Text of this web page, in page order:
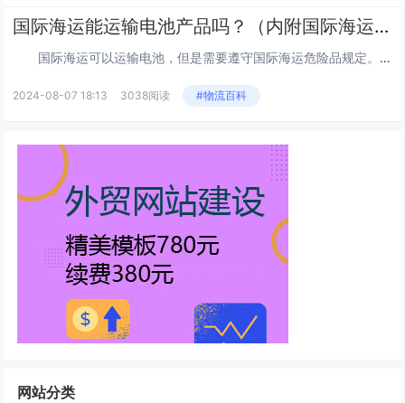
国际海运能运输电池产品吗？（内附国际海运危险品规定）
国际海运可以运输电池，但是需要遵守国际海运危险品规定。根据规定，电池被归类为危险品，因为它们可能会泄漏、燃烧或爆炸。...
2024-08-07 18:13 3038阅读 #物流百科
网站分类